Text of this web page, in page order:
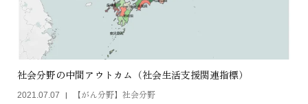
社会分野の中間アウトカム（社会生活支援関連指標）
2021.07.07 【がん分野】社会分野